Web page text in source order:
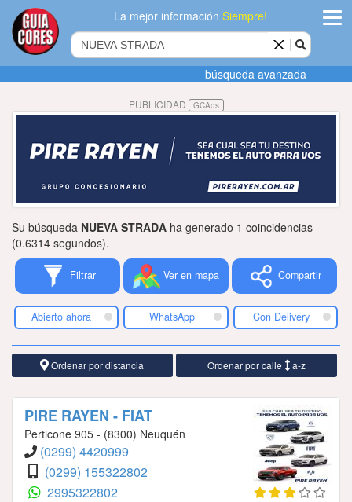
La mejor informaciónSiempre!
Agregar
empresa
Actualizar
Publicidad
Tiendacores
Contactenos
búsqueda avanzada
PUBLICIDAD GCAds
Su búsqueda NUEVA STRADA ha generado 1 coincidencias
(0.6314 segundos).
Filtrar Ver en mapa Compartir
Abierto ahora WhatsApp Con Delivery
Ordenar por distancia Ordenar por calle a-z
PIRE RAYEN - FIAT
Perticone 905 - (8300) Neuquén
(0299) 4420999
(0299) 155322802
2995322802